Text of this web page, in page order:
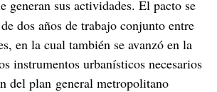
generan sus actividades. El pacto se
dos años de trabajo conjunto entre
en la cual también se avanzó en la
instrumentos urbanísticos necesarios
del plan general metropolitano